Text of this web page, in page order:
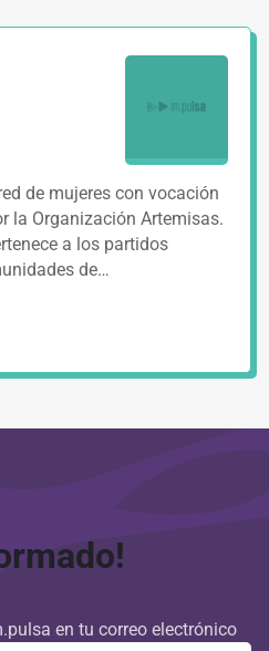
de mujeres con vocación
la Organización Artemisas.
a los partidos
de…
en tu correo electrónico